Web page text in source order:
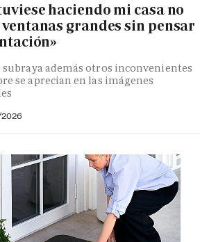
haciendo mi casa no
grandes sin pensar
además otros inconvenientes
se aprecian en las imágenes